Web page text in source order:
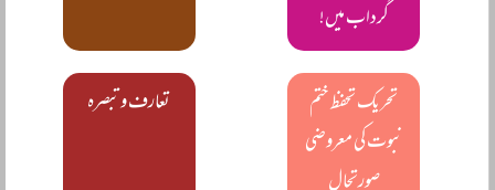
گرداب میں!
تحریک تحفظ ختم
نبوت کی معروضی
تعارف و تبصرہ